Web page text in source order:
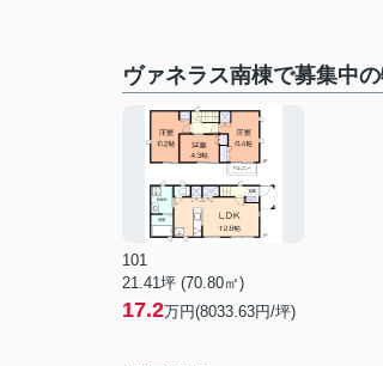
ヴァネラス南棟で募集中
101
21.41坪 (70.80㎡)
17.2万円(8033.63円/坪)